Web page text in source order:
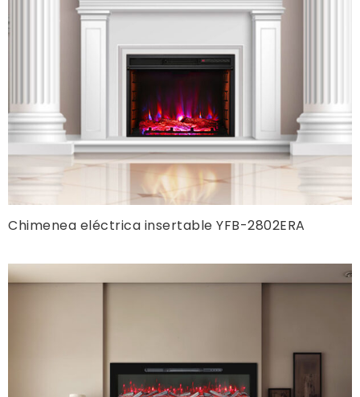
Chimenea eléctrica insertable YFB-2802ERA